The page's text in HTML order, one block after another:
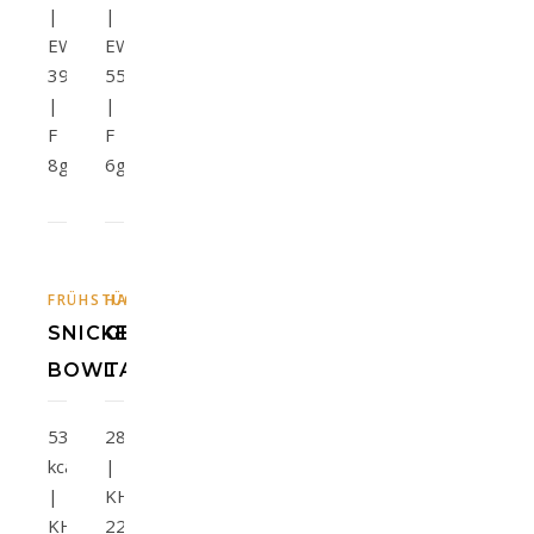
|
EW
39g
|
F
8g
|
EW
55g
|
F
6g
FRÜHSTÜCK
SNICKERS-
BOWL
531
kcal
|
KH
HAUPTGERICHTE
GEMÜSE-
TARTE
280kcal
|
KH
22g